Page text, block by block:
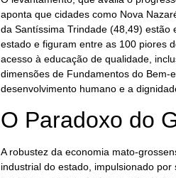
aponta que cidades como Nova
da Santíssima Trindade (48,49)
estado e figuram entre as 100 piores
acesso à educação de qualidade,
dimensões de Fundamentos do
desenvolvimento humano e a
O Paradoxo do
A robustez da economia mato-
industrial do estado, impulsionado